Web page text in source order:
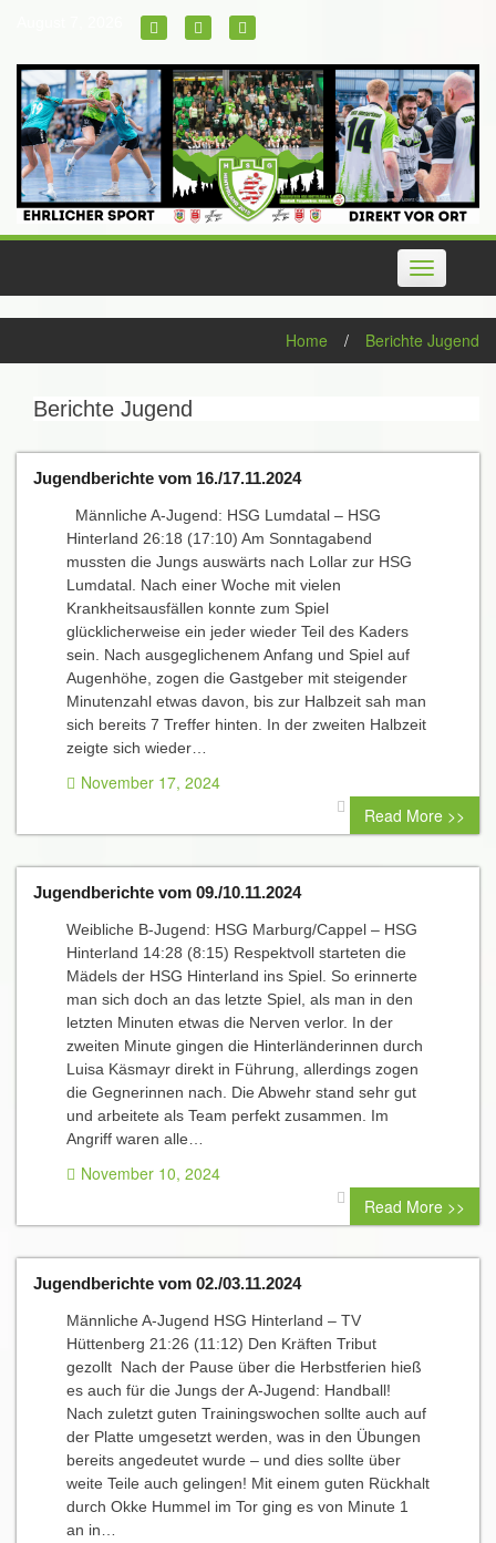
Toggle
navigation
Home / Berichte Jugend
Berichte Jugend
Jugendberichte vom 16./17.11.2024
Männliche A-Jugend: HSG Lumdatal – HSG
Hinterland 26:18 (17:10) Am Sonntagabend
mussten die Jungs auswärts nach Lollar zur HSG
Lumdatal. Nach einer Woche mit vielen
Krankheitsausfällen konnte zum Spiel
glücklicherweise ein jeder wieder Teil des Kaders
sein. Nach ausgeglichenem Anfang und Spiel auf
Augenhöhe, zogen die Gastgeber mit steigender
Minutenzahl etwas davon, bis zur Halbzeit sah man
sich bereits 7 Treffer hinten. In der zweiten Halbzeit
zeigte sich wieder…
November 17, 2024
0 comment
Read More >>
Jugendberichte vom 09./10.11.2024
Weibliche B-Jugend: HSG Marburg/Cappel – HSG
Hinterland 14:28 (8:15) Respektvoll starteten die
Mädels der HSG Hinterland ins Spiel. So erinnerte
man sich doch an das letzte Spiel, als man in den
letzten Minuten etwas die Nerven verlor. In der
zweiten Minute gingen die Hinterländerinnen durch
Luisa Käsmayr direkt in Führung, allerdings zogen
die Gegnerinnen nach. Die Abwehr stand sehr gut
und arbeitete als Team perfekt zusammen. Im
Angriff waren alle…
November 10, 2024
0 comment
Read More >>
Jugendberichte vom 02./03.11.2024
Männliche A-Jugend HSG Hinterland – TV
Hüttenberg 21:26 (11:12) Den Kräften Tribut
gezollt Nach der Pause über die Herbstferien hieß
es auch für die Jungs der A-Jugend: Handball!
Nach zuletzt guten Trainingswochen sollte auch auf
der Platte umgesetzt werden, was in den Übungen
bereits angedeutet wurde – und dies sollte über
weite Teile auch gelingen! Mit einem guten Rückhalt
durch Okke Hummel im Tor ging es von Minute 1
an in…